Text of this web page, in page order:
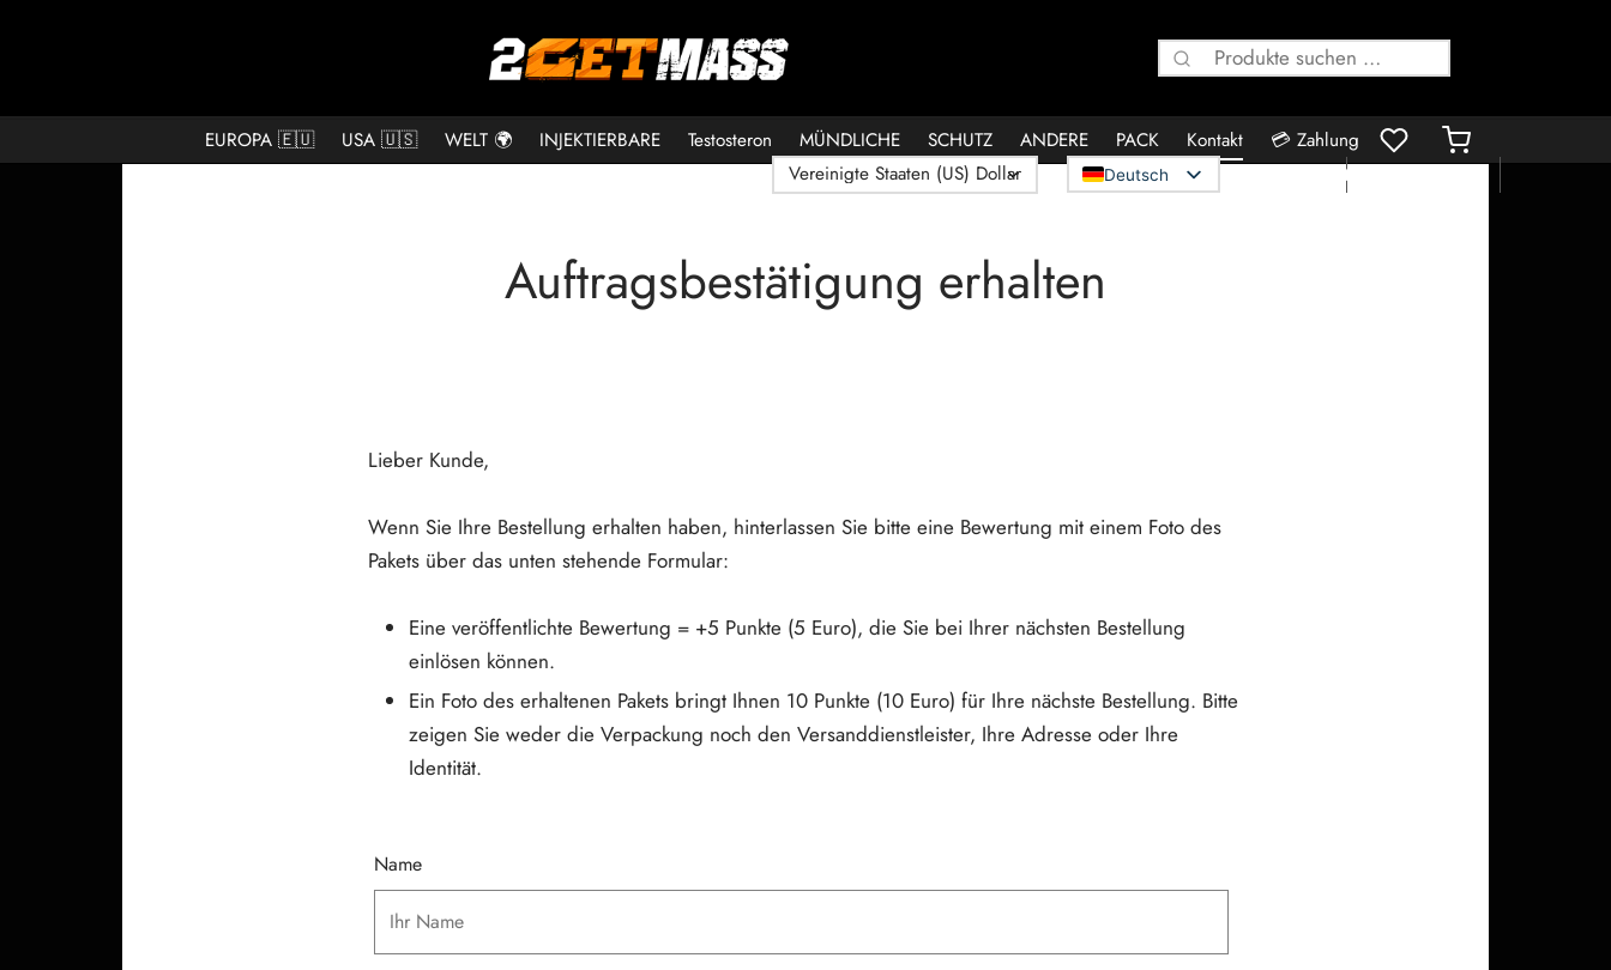
Suche
Deutsch 🛍️ Bestellungen
EUROPA 🇪🇺 USA 🇺🇸 WELT 🌍 INJEKTIERBARE Testosteron MÜNDLICHE SCHUTZ ANDERE PACK Kontakt 💳 Zahlung
Auftragsbestätigung erhalten
Lieber Kunde,
Wenn Sie Ihre Bestellung erhalten haben, hinterlassen Sie bitte eine Bewertung mit einem Foto des
Pakets über das unten stehende Formular:
Eine veröffentlichte Bewertung = +5 Punkte (5 Euro), die Sie bei Ihrer nächsten Bestellung
einlösen können.
Ein Foto des erhaltenen Pakets bringt Ihnen 10 Punkte (10 Euro) für Ihre nächste Bestellung. Bitte
zeigen Sie weder die Verpackung noch den Versanddienstleister, Ihre Adresse oder Ihre
Identität.
Name